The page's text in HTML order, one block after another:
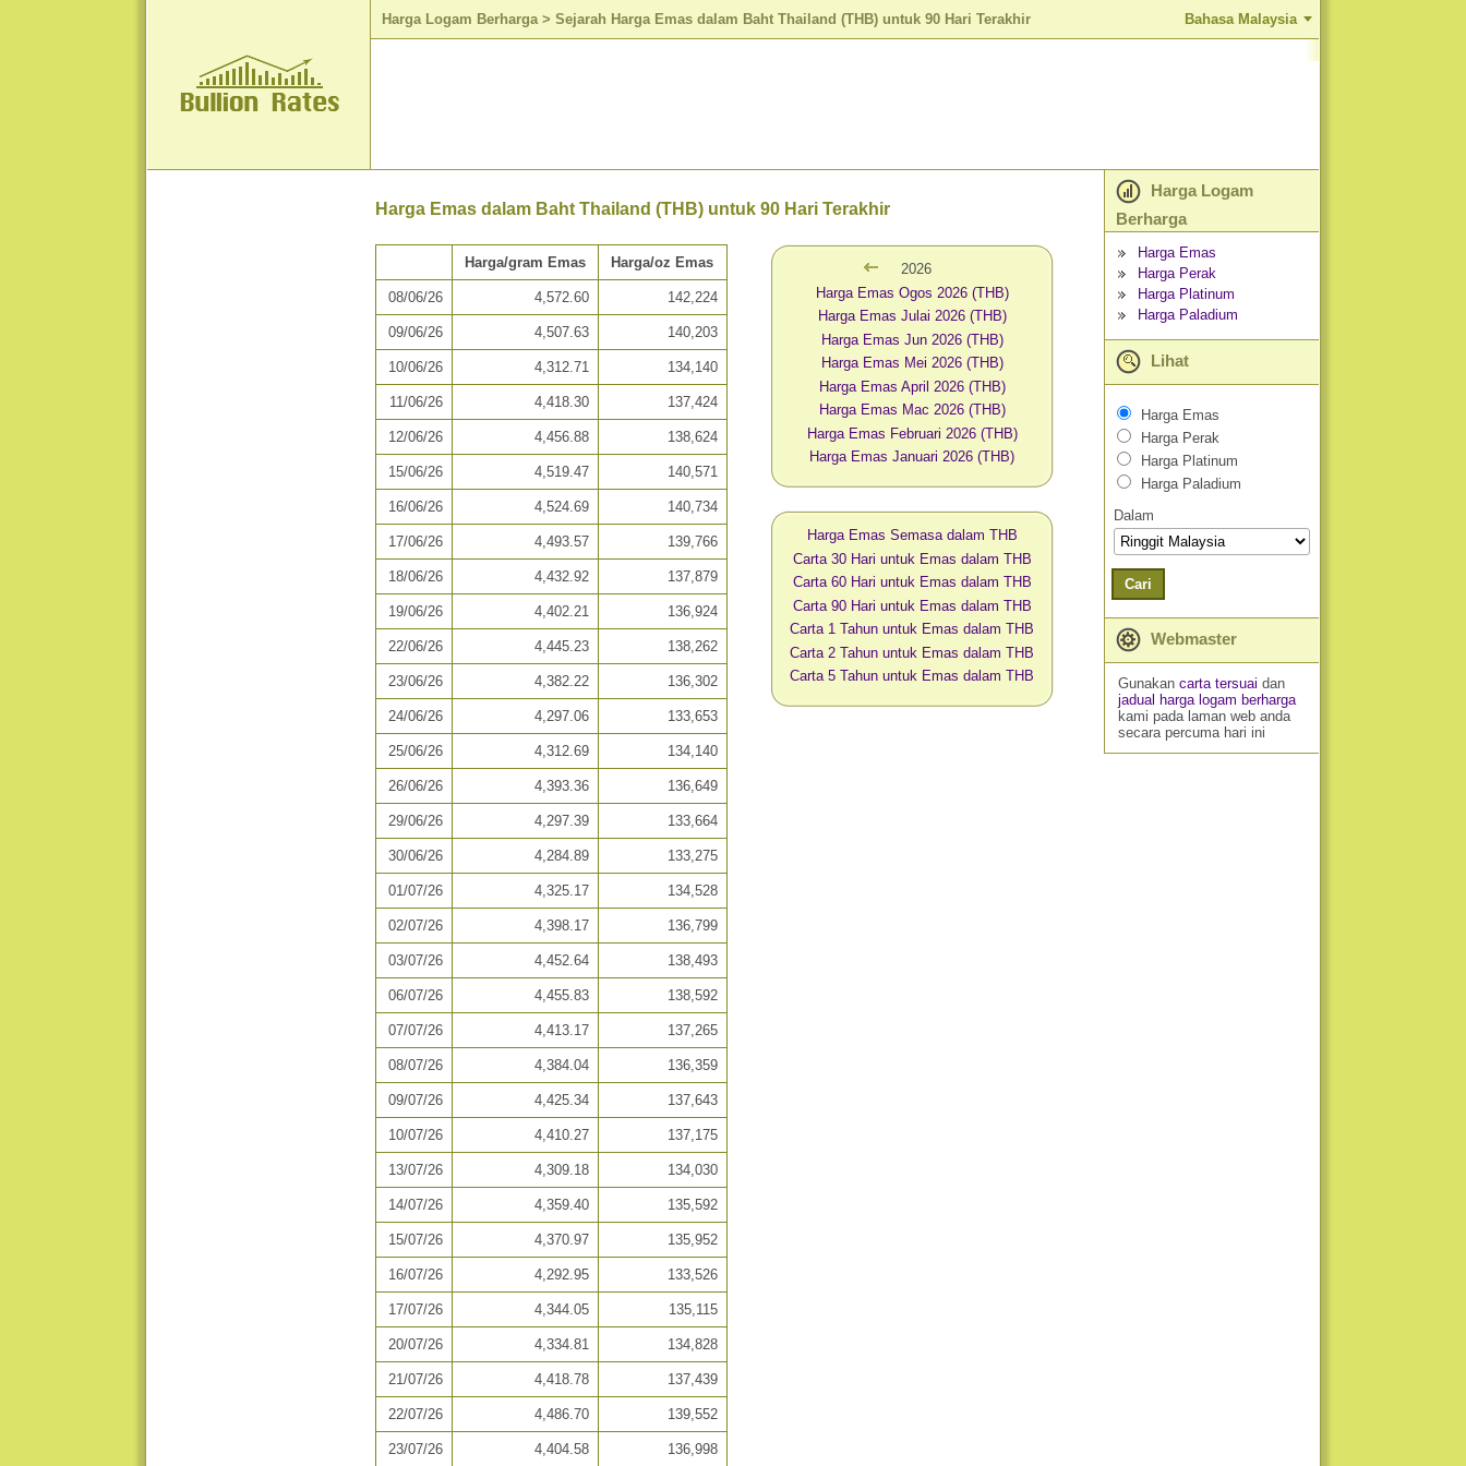
Harga Logam Berharga > Sejarah Harga Emas dalam Baht Thailand (THB) untuk 90 Hari Terakhir Bahasa Malaysia
Harga Emas dalam Baht Thailand (THB) untuk 90 Hari Terakhir
Harga/gram Emas Harga/oz Emas
08/06/26 4,572.60 142,224
09/06/26 4,507.63 140,203
10/06/26 4,312.71 134,140
11/06/26 4,418.30 137,424
12/06/26 4,456.88 138,624
15/06/26 4,519.47 140,571
16/06/26 4,524.69 140,734
17/06/26 4,493.57 139,766
18/06/26 4,432.92 137,879
19/06/26 4,402.21 136,924
22/06/26 4,445.23 138,262
23/06/26 4,382.22 136,302
24/06/26 4,297.06 133,653
25/06/26 4,312.69 134,140
26/06/26 4,393.36 136,649
29/06/26 4,297.39 133,664
30/06/26 4,284.89 133,275
01/07/26 4,325.17 134,528
02/07/26 4,398.17 136,799
03/07/26 4,452.64 138,493
06/07/26 4,455.83 138,592
07/07/26 4,413.17 137,265
08/07/26 4,384.04 136,359
09/07/26 4,425.34 137,643
10/07/26 4,410.27 137,175
13/07/26 4,309.18 134,030
14/07/26 4,359.40 135,592
15/07/26 4,370.97 135,952
16/07/26 4,292.95 133,526
17/07/26 4,344.05 135,115
20/07/26 4,334.81 134,828
21/07/26 4,418.78 137,439
22/07/26 4,486.70 139,552
23/07/26 4,404.58 136,998
2026
Harga Emas Ogos 2026 (THB)
Harga Emas Julai 2026 (THB)
Harga Emas Jun 2026 (THB)
Harga Emas Mei 2026 (THB)
Harga Emas April 2026 (THB)
Harga Emas Mac 2026 (THB)
Harga Emas Februari 2026 (THB)
Harga Emas Januari 2026 (THB)
Harga Emas Semasa dalam THB
Carta 30 Hari untuk Emas dalam THB
Carta 60 Hari untuk Emas dalam THB
Carta 90 Hari untuk Emas dalam THB
Carta 1 Tahun untuk Emas dalam THB
Carta 2 Tahun untuk Emas dalam THB
Carta 5 Tahun untuk Emas dalam THB
Harga Logam
Berharga
Harga Emas
Harga Perak
Harga Platinum
Harga Paladium
Lihat
Harga Emas
Harga Perak
Harga Platinum
Harga Paladium
Dalam
Cari
Webmaster
Gunakan carta tersuai dan
jadual harga logam berharga
kami pada laman web anda
secara percuma hari ini